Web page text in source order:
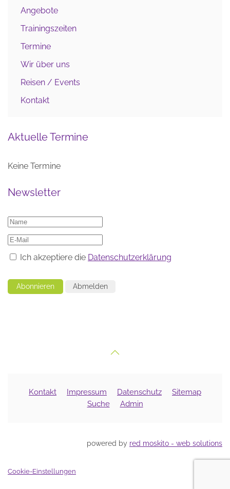
Angebote
Trainingszeiten
Termine
Wir über uns
Reisen / Events
Kontakt
Aktuelle Termine
Keine Termine
Newsletter
Ich akzeptiere die Datenschutzerklärung
Abonnieren Abmelden
Kontakt Impressum Datenschutz
Sitemap
Suche
Admin
powered by red moskito - web solutions
Cookie-Einstellungen